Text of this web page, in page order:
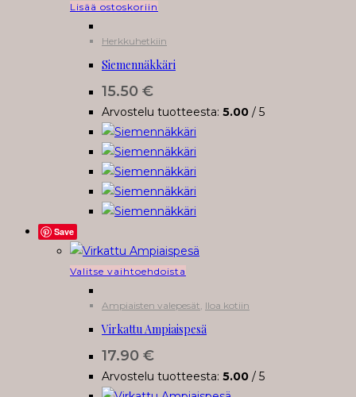
Lisää ostoskoriin
Herkkuhetkiin
Siemennäkkäri
15.50 €
Arvostelu tuotteesta: 5.00 / 5
Save
Valitse vaihtoehdoistaTällä
on
useampi
tehdä
Ampiaisten valepesät Iloa kotiin
Virkattu Ampiaispesä
17.90 €
Arvostelu tuotteesta: 5.00 / 5